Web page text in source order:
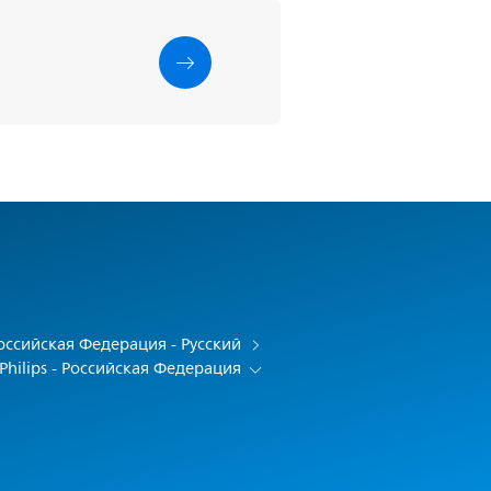
Федерация - Русский
- Российская Федерация